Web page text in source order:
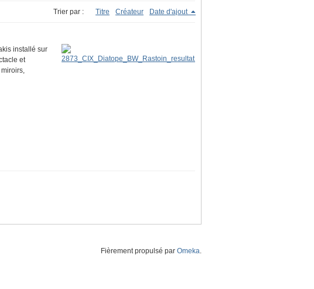
Trier par : Titre Créateur Date d'ajout
installé sur
et
Fièrement propulsé par Omeka.